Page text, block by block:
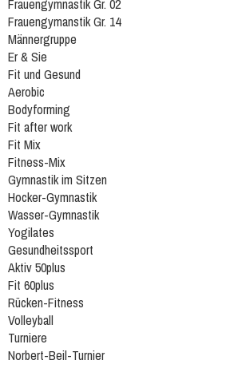
Frauengymnastik Gr. 02
Frauengymanstik Gr. 14
Männergruppe
Er & Sie
Fit und Gesund
Aerobic
Bodyforming
Fit after work
Fit Mix
Fitness-Mix
Gymnastik im Sitzen
Hocker-Gymnastik
Wasser-Gymnastik
Yogilates
Gesundheitssport
Aktiv 50plus
Fit 60plus
Rücken-Fitness
Volleyball
Turniere
Norbert-Beil-Turnier